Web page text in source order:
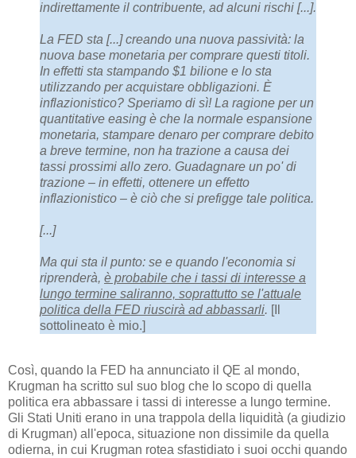
indirettamente il contribuente, ad alcuni rischi [...].
La FED sta [...] creando una nuova passività: la
nuova base monetaria per comprare questi titoli.
In effetti sta stampando $1 bilione e lo sta
utilizzando per acquistare obbligazioni. È
inflazionistico? Speriamo di sì! La ragione per un
quantitative easing è che la normale espansione
monetaria, stampare denaro per comprare debito
a breve termine, non ha trazione a causa dei
tassi prossimi allo zero. Guadagnare un po' di
trazione – in effetti, ottenere un effetto
inflazionistico – è ciò che si prefigge tale politica.
[...]
Ma qui sta il punto: se e quando l'economia si
riprenderà, è probabile che i tassi di interesse a
lungo termine saliranno, soprattutto se l'attuale
politica della FED riuscirà ad abbassarli. [Il
sottolineato è mio.]
Così, quando la FED ha annunciato il QE al mondo,
Krugman ha scritto sul suo blog che lo scopo di quella
politica era abbassare i tassi di interesse a lungo termine.
Gli Stati Uniti erano in una trappola della liquidità (a giudizio
di Krugman) all'epoca, situazione non dissimile da quella
odierna, in cui Krugman rotea sfastidiato i suoi occhi quando